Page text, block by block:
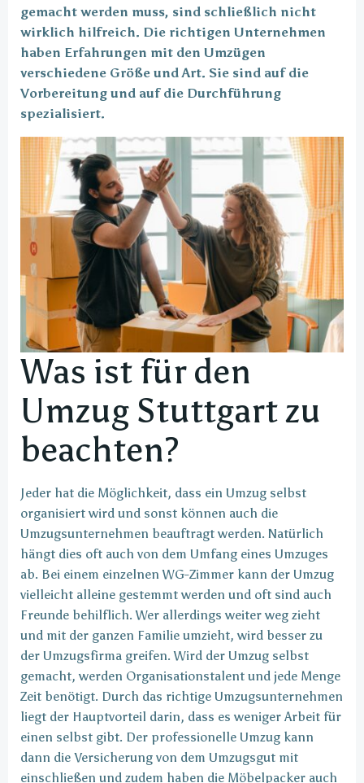
gemacht werden muss, sind schließlich nicht
wirklich hilfreich. Die richtigen Unternehmen
haben Erfahrungen mit den Umzügen
verschiedene Größe und Art. Sie sind auf die
Vorbereitung und auf die Durchführung
spezialisiert.
Was ist für den
Umzug Stuttgart zu
beachten?
Jeder hat die Möglichkeit, dass ein Umzug selbst
organisiert wird und sonst können auch die
Umzugsunternehmen beauftragt werden. Natürlich
hängt dies oft auch von dem Umfang eines Umzuges
ab. Bei einem einzelnen WG-Zimmer kann der Umzug
vielleicht alleine gestemmt werden und oft sind auch
Freunde behilflich. Wer allerdings weiter weg zieht
und mit der ganzen Familie umzieht, wird besser zu
der Umzugsfirma greifen. Wird der Umzug selbst
gemacht, werden Organisationstalent und jede Menge
Zeit benötigt. Durch das richtige Umzugsunternehmen
liegt der Hauptvorteil darin, dass es weniger Arbeit für
einen selbst gibt. Der professionelle Umzug kann
dann die Versicherung von dem Umzugsgut mit
einschließen und zudem haben die Möbelpacker auch